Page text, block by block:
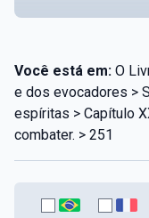
Você está em: O
e dos evocadores >
espíritas > Capítulo
combater. > 251